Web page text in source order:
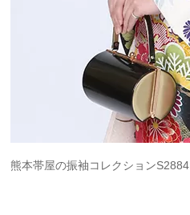
熊本帯屋の振袖コレクションS2884